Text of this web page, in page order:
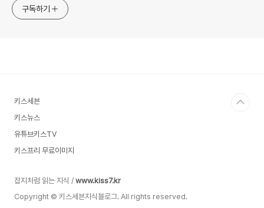
구독하기
키스세븐
키스뉴스
유튜브키스TV
키스프리 무료이미지
잡지처럼 읽는 지식 / www.kiss7.kr
Copyright © 키스세븐지식블로그. All rights reserved.